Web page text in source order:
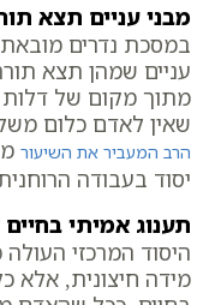
מבני עניים תצא
במסכת נדרים מובאת
עניים שמהן תצא
מתוך מקום של
שאין לאדם כלום
הרב המעביר את השיעור
יסוד בעבודה
תענוג אמיתי בחיים
היסוד המרכזי
מידה חיצונית, אלא